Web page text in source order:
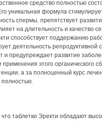
средство полностью
уникальная формула
спермы, препятствует
на длительность и качество
способствует поддержанию
деятельность репродуктивной
и предупреждает развитие
этого органического
а за полноценный курс
таблетки Эректи обладают